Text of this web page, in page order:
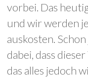
vorbei. Das
und wir werden
auskosten.
dabei, dass
das alles jedoch